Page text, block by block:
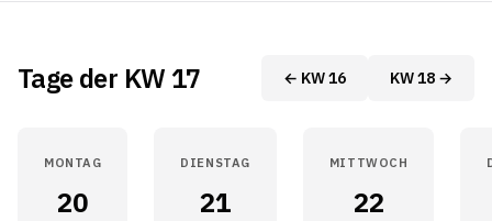
Tage der KW 17 ← KW 16 KW 18 →
MONTAG
20
DIENSTAG
21
MITTWOCH
22